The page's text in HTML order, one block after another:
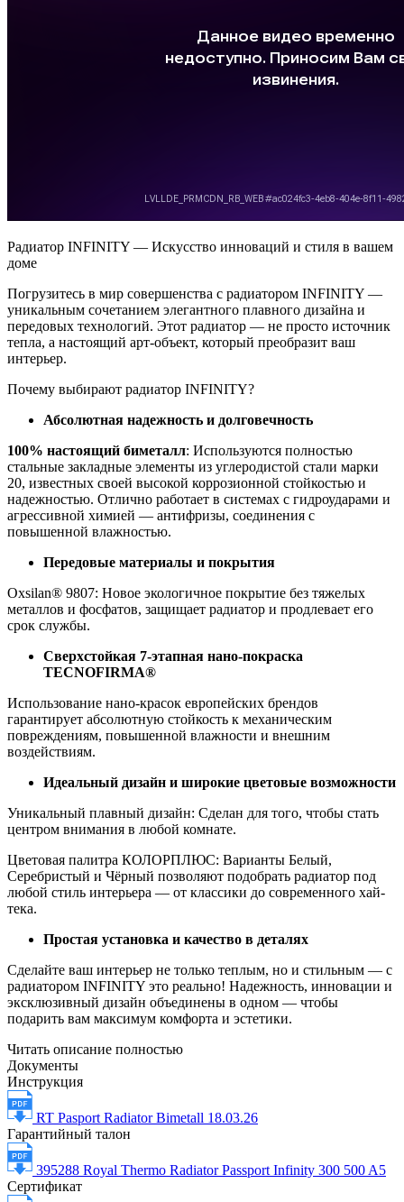
Радиатор INFINITY — Искусство инноваций и стиля в вашем
доме
Погрузитесь в мир совершенства с радиатором INFINITY —
уникальным сочетанием элегантного плавного дизайна и
передовых технологий. Этот радиатор — не просто источник
тепла, а настоящий арт-объект, который преобразит ваш
интерьер.
Почему выбирают радиатор INFINITY?
Абсолютная надежность и долговечность
100% настоящий биметалл: Используются полностью
стальные закладные элементы из углеродистой стали марки
20, известных своей высокой коррозионной стойкостью и
надежностью. Отлично работает в системах с гидроударами и
агрессивной химией — антифризы, соединения с
повышенной влажностью.
Передовые материалы и покрытия
Oxsilan® 9807: Новое экологичное покрытие без тяжелых
металлов и фосфатов, защищает радиатор и продлевает его
срок службы.
Сверхстойкая 7-этапная нано-покраска
TECNOFIRMA®
Использование нано-красок европейских брендов
гарантирует абсолютную стойкость к механическим
повреждениям, повышенной влажности и внешним
воздействиям.
Идеальный дизайн и широкие цветовые возможности
Уникальный плавный дизайн: Сделан для того, чтобы стать
центром внимания в любой комнате.
Цветовая палитра КОЛОРПЛЮС: Варианты Белый,
Серебристый и Чёрный позволяют подобрать радиатор под
любой стиль интерьера — от классики до современного хай-
тека.
Простая установка и качество в деталях
Сделайте ваш интерьер не только теплым, но и стильным — с
радиатором INFINITY это реально! Надежность, инновации и
эксклюзивный дизайн объединены в одном — чтобы
подарить вам максимум комфорта и эстетики.
Читать описание полностью
Документы
Инструкция
RT Pasport Radiator Bimetall 18.03.26
Гарантийный талон
395288 Royal Thermo Radiator Passport Infinity 300 500 A5
Сертификат